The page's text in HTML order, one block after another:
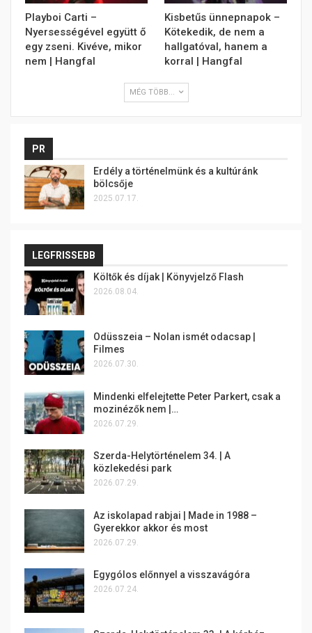
Playboi Carti –
Nyersességével együtt ő
egy zseni. Kivéve, mikor
nem | Hangfal
Kisbetűs ünnepnapok –
Kötekedik, de nem a
hallgatóval, hanem a
korral | Hangfal
MÉG TÖBB...
PR
Erdély a történelmünk és a kultúránk
bölcsője
2025.07.17.
LEGFRISSEBB
Költők és díjak | Könyvjelző Flash
2026.08.04.
Odüsszeia – Nolan ismét odacsap |
Filmes
2026.07.30.
Mindenki elfelejtette Peter Parkert, csak a
mozinézők nem |…
2026.07.29.
Szerda-Helytörténelem 34. | A
közlekedési park
2026.07.29.
Az iskolapad rabjai | Made in 1988 –
Gyerekkor akkor és most
2026.07.29.
Egygólos előnnyel a visszavágóra
2026.07.24.